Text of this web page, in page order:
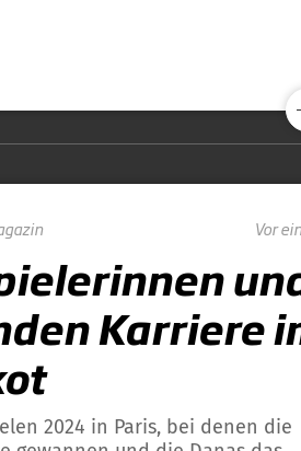
Vor
Karriere
2024 in Paris, bei denen die